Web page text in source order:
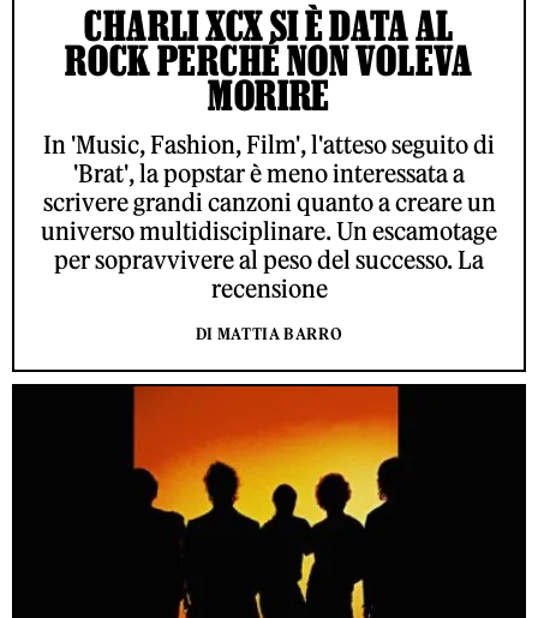
CHARLI XCX SI È DATA AL
ROCK PERCHÉ NON VOLEVA
MORIRE
In 'Music, Fashion, Film', l'atteso seguito di
'Brat', la popstar è meno interessata a
scrivere grandi canzoni quanto a creare un
universo multidisciplinare. Un escamotage
per sopravvivere al peso del successo. La
recensione
DI MATTIA BARRO